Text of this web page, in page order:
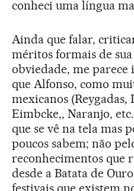
conheci uma língua
Ainda que falar,
méritos formais de
obviedade, me
que Alfonso, como
mexicanos (Reygadas,
Eimbcke,, Naranjo,
que se vê na tela mas
poucos sabem; não
reconhecimentos que
desde a Batata de
festivais que existem